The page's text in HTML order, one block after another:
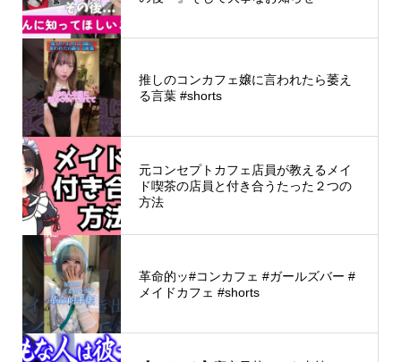
推しのコンカフェ嬢に言われたら萎え
る言葉 #shorts
元コンセプトカフェ店員が教えるメイ
ド喫茶の店員と付き合うたった２つの
方法
革命的ッ#コンカフェ #ガールズバー #
メイドカフェ #shorts